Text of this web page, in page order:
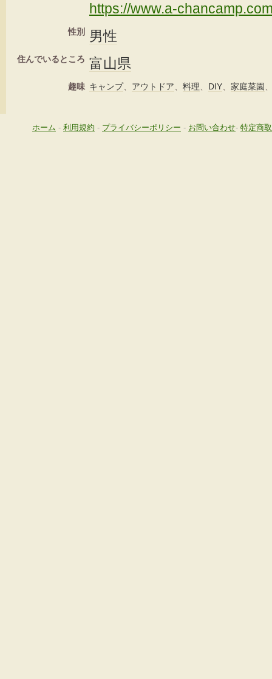
https://www.a-
性別 男性
住んでいるところ 富山県
趣味 キャンプ、 アウトドア、 料理、 DIY、 家庭菜園
ホーム - 利用規約 - プライバシーポリシー - お問い合わせ- 特定商